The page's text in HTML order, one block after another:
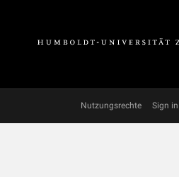
Nutzungsrechte Sign